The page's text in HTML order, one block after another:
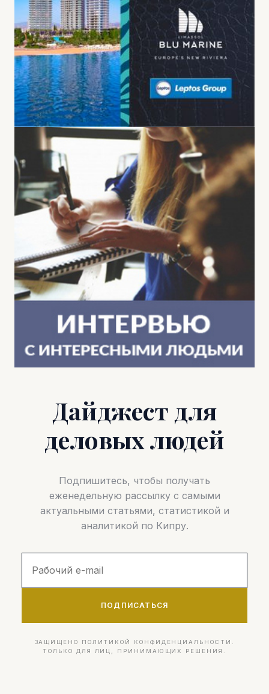
Дайджест для
деловых людей
Подпишитесь, чтобы получать
еженедельную рассылку с самыми
актуальными статьями, статистикой и
аналитикой по Кипру.
ПОДПИСАТЬСЯ
ЗАЩИЩЕНО ПОЛИТИКОЙ КОНФИДЕНЦИАЛЬНОСТИ.
ТОЛЬКО ДЛЯ ЛИЦ, ПРИНИМАЮЩИХ РЕШЕНИЯ.